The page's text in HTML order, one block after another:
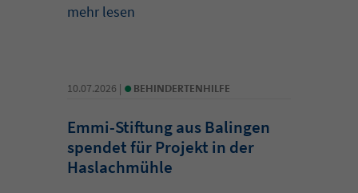
mehr lesen
10.07.2026 | • BEHINDERTENHILFE
Emmi-Stiftung aus Balingen
spendet für Projekt in der
Haslachmühle